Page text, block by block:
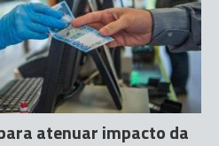
atenuar impacto da